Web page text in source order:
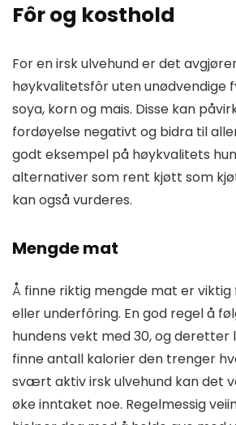
Fôr og kosthold
For en irsk ulvehund er det
høykvalitetsfôr uten unødvendige
soya, korn og mais. Disse kan
fordøyelse negativt og bidra til
godt eksempel på høykvalitets
alternativer som rent kjøtt som
kan også vurderes.
Mengde mat
Å finne riktig mengde mat er
eller underfôring. En god regel å
hundens vekt med 30, og deretter
finne antall kalorier den trenger
svært aktiv irsk ulvehund kan det
øke inntaket noe. Regelmessig